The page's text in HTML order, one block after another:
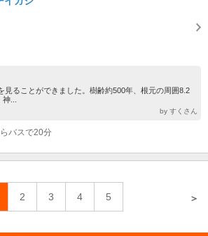
見ることができました。樹齢約500年、根元の周囲8.2
...
by すくさん
バスで20分
2 3 4 5 ＞